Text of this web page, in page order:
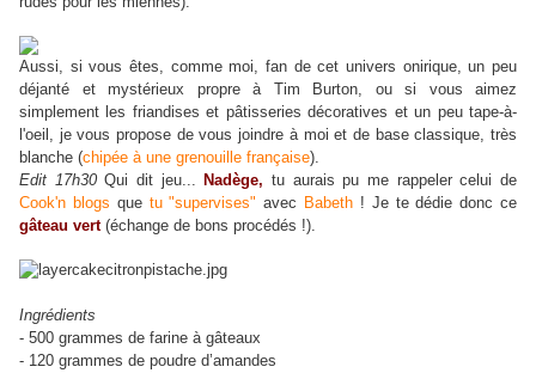
Aussi, si vous êtes, comme moi, fan de cet univers onirique, un peu
déjanté et mystérieux propre à Tim Burton, ou si vous aimez
simplement les friandises et pâtisseries décoratives et un peu tape-à-
l'oeil, je vous propose de vous joindre à moi et de base classique, très
blanche (chipée à une grenouille française).
Edit 17h30Qui dit jeu... Nadège, tu aurais pu me rappeler celui de
Cook'n blogs que tu "supervises" avec Babeth ! Je te dédie donc ce
gâteau vert(échange de bons procédés !).
Ingrédients
- 500 grammes de farine à gâteaux
- 120 grammes de poudre d’amandes